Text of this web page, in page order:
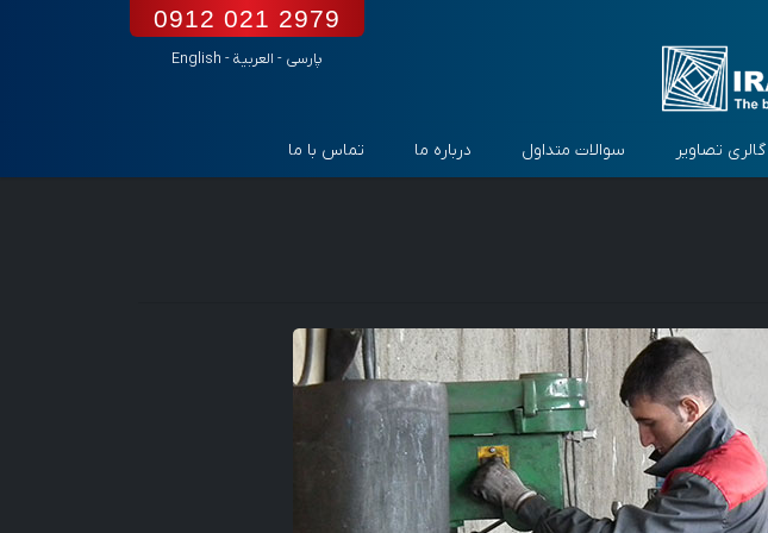
0912 021 2979
پارسی - العربیة-
English
گالری تصاویر سوالات متداول درباره ما تماس با ما